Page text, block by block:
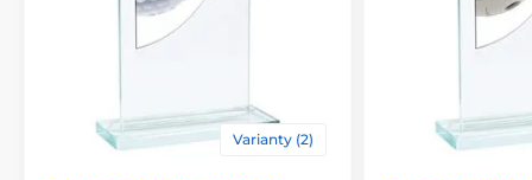
Varianty (2)